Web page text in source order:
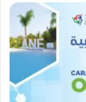
communautés
président du
l’Université
partenariats
cette action
Pour contacter les